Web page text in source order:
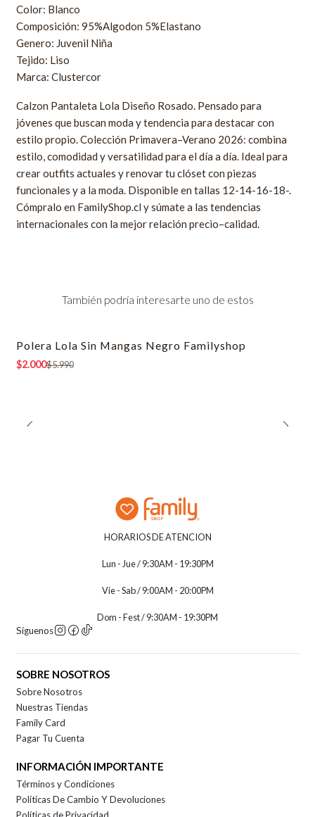
Color: Blanco
Composición: 95%Algodon 5%Elastano
Genero: Juvenil Niña
Tejido: Liso
Marca: Clustercor
Calzon Pantaleta Lola Diseño Rosado. Pensado para
jóvenes que buscan moda y tendencia para destacar con
estilo propio. Colección Primavera–Verano 2026: combina
estilo, comodidad y versatilidad para el día a día. Ideal para
crear outfits actuales y renovar tu clóset con piezas
funcionales y a la moda. Disponible en tallas 12-14-16-18-.
Cómpralo en FamilyShop.cl y súmate a las tendencias
internacionales con la mejor relación precio–calidad.
También podría interesarte uno de estos
-67% OFF
Polera Lola Sin Mangas Negro Familyshop
$2.000$5.990
HORARIOS DE ATENCION
Lun - Jue / 9:30AM - 19:30PM
Vie - Sab / 9:00AM - 20:00PM
Dom - Fest / 9:30AM - 19:30PM
Síguenos
SOBRE NOSOTROS
Sobre Nosotros
Nuestras Tiendas
Family Card
Pagar Tu Cuenta
INFORMACIÓN IMPORTANTE
Términos y Condiciones
Políticas De Cambio Y Devoluciones